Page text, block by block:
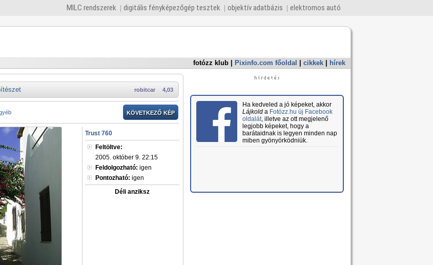
MILC rendszerek digitális fényképezőgép tesztek objektív adatbázis elektromos autó
fotózz klub Pixinfo.com főoldal cikkek hírek
4,03
robitcar
KÖVETKEZŐ KÉP
Trust 760
Feltöltve:
2005. október 9. 22:15
Feldolgozható: igen
Pontozható: igen
Déli anziksz
Ha kedveled a jó képeket, akkor
Lájkolda Fotózz.hu új Facebook
oldalát, illetve az ott megjelenő
legjobb képeket, hogy a
barátaidnak is legyen minden nap
miben gyönyörködniük.